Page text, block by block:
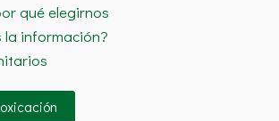
qué elegirnos
la información?